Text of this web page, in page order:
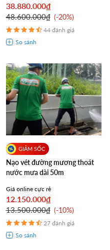
38.880.000₫
48.600.000₫ -20%
44 đánh giá
Nạo vét đường mương thoát
nước mưa dài 50m
Giá online cực rẻ
12.150.000₫
13.500.000₫ -10%
27 đánh giá